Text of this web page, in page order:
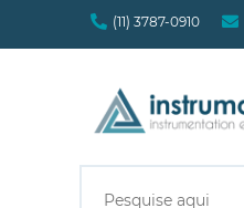
(11) 3787-0910